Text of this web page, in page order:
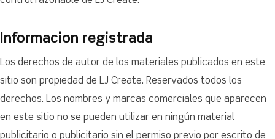
Informacion registrada
Los derechos de autor de los materiales publicados en este
sitio son propiedad de LJ Create. Reservados todos los
derechos. Los nombres y marcas comerciales que aparecen
en este sitio no se pueden utilizar en ningún material
publicitario o publicitario sin el permiso previo por escrito de